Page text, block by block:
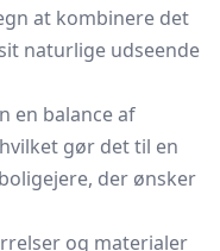
at kombinere det
naturlige udseende
en balance af
gør det til en
der ønsker
og materialer